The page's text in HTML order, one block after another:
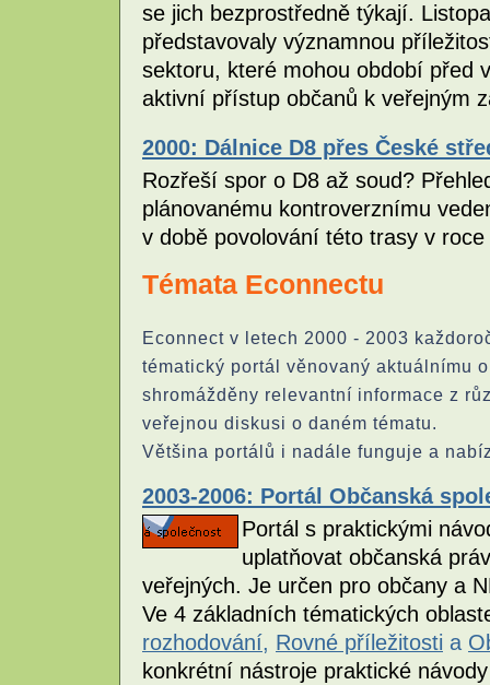
se jich bezprostředně týkají.
představovaly významnou
sektoru, které mohou období před
aktivní přístup občanů k veřejným
2000: Dálnice D8 přes České
Rozřeší spor o D8 až soud?
plánovanému kontroverznímu
v době povolování této trasy v
Témata Econnectu
Econnect v letech 2000 - 2003
tématický portál věnovaný aktuálnímu
shromážděny relevantní informace z
veřejnou diskusi o daném tématu.
Většina portálů i nadále funguje a
2003-2006: Portál Občanská
Portál s praktickými
uplatňovat občanská
veřejných. Je určen pro občany a
Ve 4 základních tématických
rozhodování, Rovné příležitosti a
konkrétní nástroje praktické